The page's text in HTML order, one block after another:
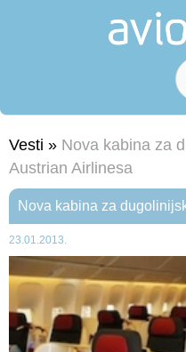
Vesti » Nova kabina za
Austrian Airlinesa
Nova kabina za
23.01.2013.